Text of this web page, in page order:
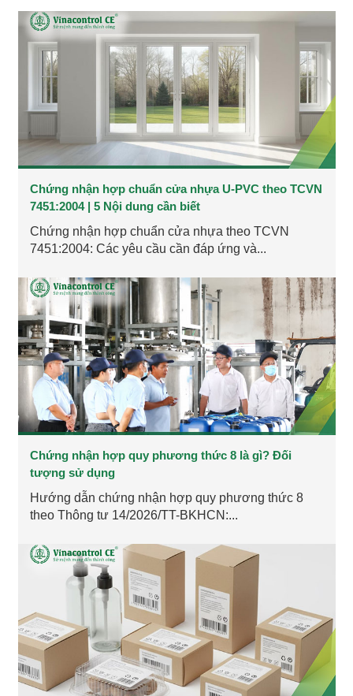
Chứng nhận hợp chuẩn cửa nhựa U-PVC theo TCVN
7451:2004 | 5 Nội dung cần biết
Chứng nhận hợp chuẩn cửa nhựa theo TCVN
7451:2004: Các yêu cầu cần đáp ứng và...
Chứng nhận hợp quy phương thức 8 là gì? Đối
tượng sử dụng
Hướng dẫn chứng nhận hợp quy phương thức 8
theo Thông tư 14/2026/TT-BKHCN:...